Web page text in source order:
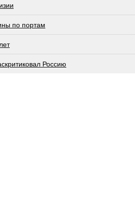
по портам
Россию